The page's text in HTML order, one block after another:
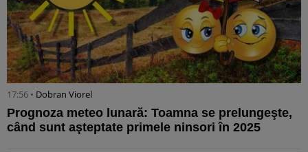
17:56 • Dobran Viorel
Prognoza meteo lunară: Toamna se prelungeşte,
când sunt aşteptate primele ninsori în 2025